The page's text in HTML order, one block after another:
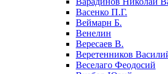
Васенко П.Г.
Веймарн Б.
Венелин
Вересаев В.
Веретенников
Веселаго Феодосий